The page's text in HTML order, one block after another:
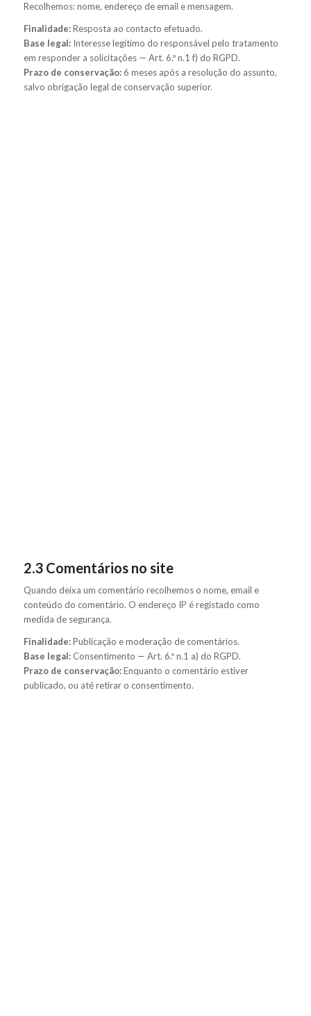
Recolhemos: nome, endereço de email e mensagem.
Finalidade:Resposta ao contacto efetuado.
Base legal:Interesse legítimo do responsável pelo tratamento
em responder a solicitações — Art. 6.º n.1 f) do RGPD.
Prazo de conservação:6 meses após a resolução do assunto,
salvo obrigação legal de conservação superior.
2.3 Comentários no site
Quando deixa um comentário recolhemos o nome, email e
conteúdo do comentário. O endereço IP é registado como
medida de segurança.
Finalidade:Publicação e moderação de comentários.
Base legal:Consentimento — Art. 6.º n.1 a) do RGPD.
Prazo de conservação:Enquanto o comentário estiver
publicado, ou até retirar o consentimento.